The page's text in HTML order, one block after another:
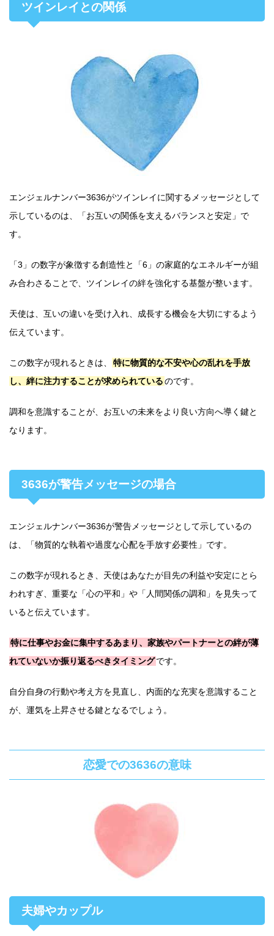
ツインレイとの関係
エンジェルナンバー3636がツインレイに関するメッセージとして
示しているのは、「お互いの関係を支えるバランスと安定」で
す。
「3」の数字が象徴する創造性と「6」の家庭的なエネルギーが組
み合わさることで、ツインレイの絆を強化する基盤が整います。
天使は、互いの違いを受け入れ、成長する機会を大切にするよう
伝えています。
この数字が現れるときは、
特に物質的な不安や心の乱れを手放
し、絆に注力することが求められているのです。
調和を意識することが、お互いの未来をより良い方向へ導く鍵と
なります。
3636が警告メッセージの場合
エンジェルナンバー3636が警告メッセージとして示しているの
は、「物質的な執着や過度な心配を手放す必要性」です。
この数字が現れるとき、天使はあなたが目先の利益や安定にとら
われすぎ、重要な「心の平和」や「人間関係の調和」を見失って
いると伝えています。
特に仕事やお金に集中するあまり、家族やパートナーとの絆が薄
れていないか振り返るべきタイミングです。
自分自身の行動や考え方を見直し、内面的な充実を意識すること
が、運気を上昇させる鍵となるでしょう。
恋愛での3636の意味
夫婦やカップル